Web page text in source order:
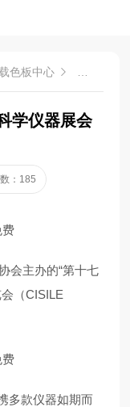
色板中心
学仪器展会
：185
会主办的“第十七
（CISILE
多款仪器如期而